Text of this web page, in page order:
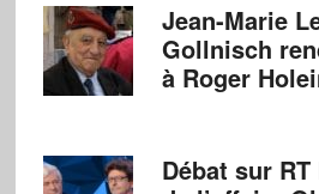
Jean-Marie
Gollnisch
à Roger
Débat sur